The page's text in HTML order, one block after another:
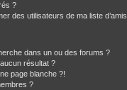
?
des utilisateurs de ma liste
dans un ou des forums ?
résultat ?
page blanche ?!
?